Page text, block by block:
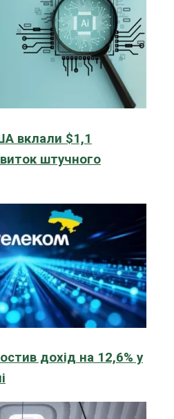
вклали $1,1
штучного
дохід на 12,6% у